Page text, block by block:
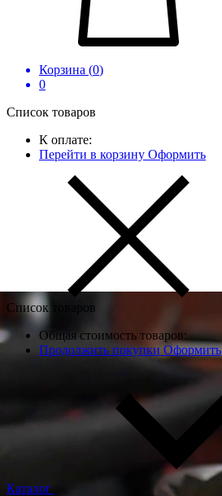
Корзина (0)
0
Список товаров
К оплате:
Перейти в корзину Оформить
Список товаров
Общая стоимость товаров:
Продолжить покупки Оформить
Каталог